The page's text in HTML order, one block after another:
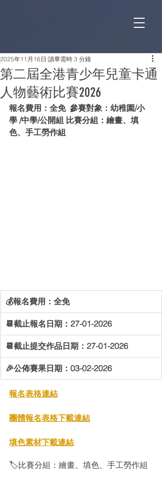
第二屆全港青少年兒童卡通
人物藝術比賽2026
2025年11月16日 讀畢需時 3 分鐘
報名費用：全免  參賽對象：幼稚園/小
學 /中學/公開組 比賽分組：繪畫、填
色、手工勞作組
💰報名費用：全免
📆截止報名日期：27-01-2026
📆截止提交作品日期：27-01-2026
🎉公佈賽果日期：03-02-2026
報名表格連結
團體報名表格下載連結
填色素材下載連結
🏷️比賽分組：繪畫、填色、手工勞作組